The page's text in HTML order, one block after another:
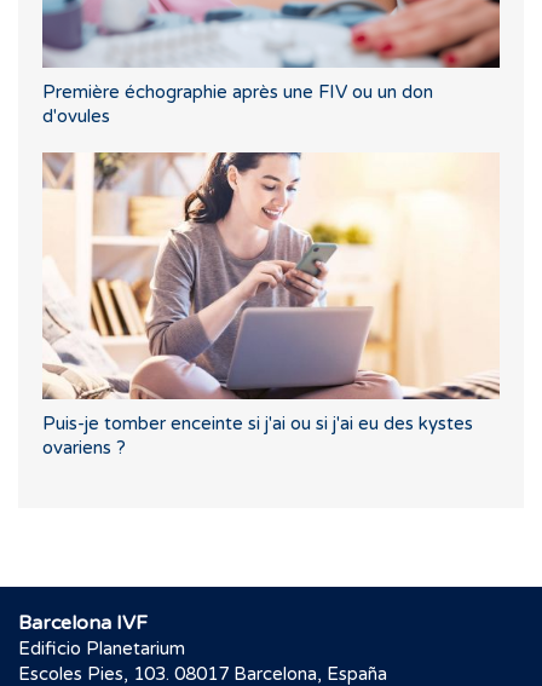
Première échographie après une FIV ou un don
d'ovules
Puis-je tomber enceinte si j'ai ou si j'ai eu des kystes
ovariens ?
Barcelona IVF
Edificio Planetarium
Escoles Pies, 103. 08017 Barcelona, España